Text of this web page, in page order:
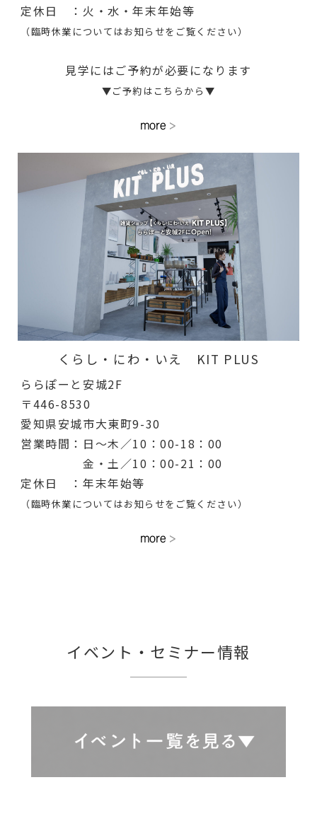
定休日 ：火・水・年末年始等
（臨時休業についてはお知らせをご覧ください）
見学にはご予約が必要になります
▼ご予約はこちらから▼
くらし・にわ・いえ KIT PLUS
ららぽーと安城2F
〒446-8530
愛知県安城市大東町9-30
営業時間：日～木／10：00-18：00
金・土／10：00-21：00
定休日 ：年末年始等
（臨時休業についてはお知らせをご覧ください）
イベント・セミナー情報